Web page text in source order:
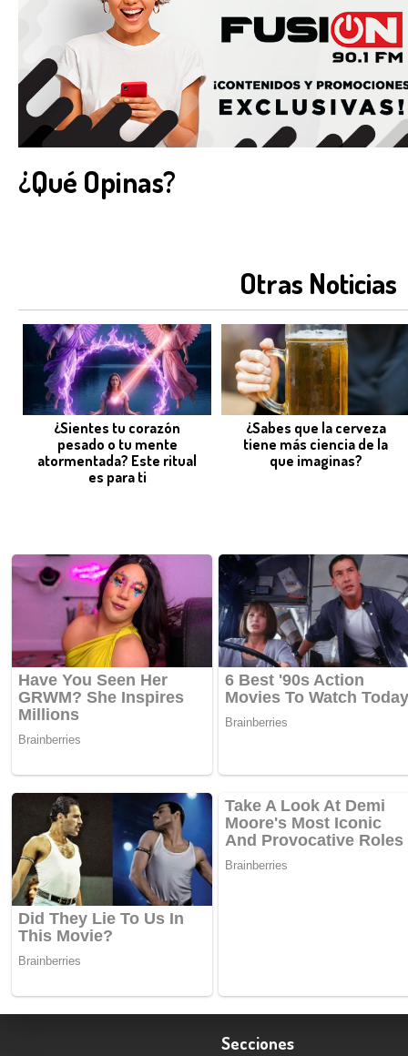
¿Qué Opinas?
Otras Noticias
¿Sientes tu corazón
pesado o tu mente
atormentada? Este ritual
es para ti
¿Sabes que la cerveza
tiene más ciencia de la
que imaginas?
Secciones